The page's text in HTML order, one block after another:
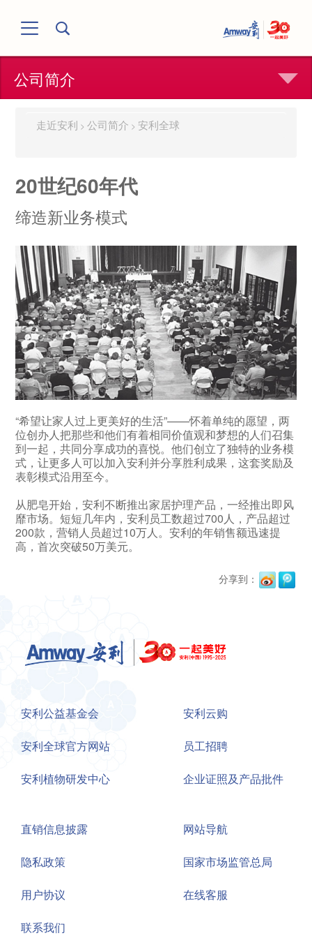
公司简介
走近安利 >公司简介 > 安利全球
20世纪60年代
缔造新业务模式
“希望让家人过上更美好的生活”——怀着单纯的愿望，两
位创办人把那些和他们有着相同价值观和梦想的人们召集
到一起，共同分享成功的喜悦。他们创立了独特的业务模
式，让更多人可以加入安利并分享胜利成果，这套奖励及
表彰模式沿用至今。
从肥皂开始，安利不断推出家居护理产品，一经推出即风
靡市场。短短几年内，安利员工数超过700人，产品超过
200款，营销人员超过10万人。安利的年销售额迅速提
高，首次突破50万美元。
分享到：
安利公益基金会
安利全球官方网站
安利植物研发中心
安利云购
员工招聘
企业证照及产品批件
直销信息披露
隐私政策
用户协议
联系我们
网站导航
国家市场监管总局
在线客服